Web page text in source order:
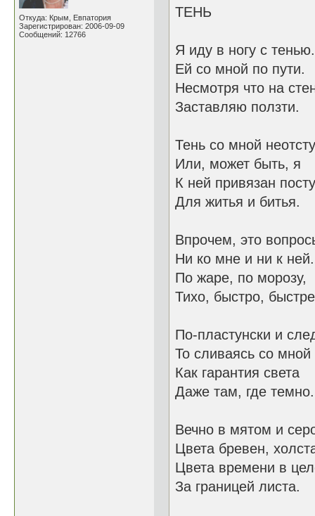
Откуда: Крым, Евпатория
Зарегистрирован: 2006-09-09
Сообщений: 12766
ТЕНЬ
Я иду в ногу с тенью.
Ей со мной по пути.
Несмотря что на
Заставляю ползти.
Тень со мной
Или, может быть, я
К ней привязан
Для житья и битья.
Впрочем, это
Ни ко мне и ни к ней.
По жаре, по морозу,
Тихо, быстро,
По-пластунски и
То сливаясь со мной
Как гарантия света
Даже там, где темно.
Вечно в мятом и
Цвета бревен,
Цвета времени в
За границей листа.